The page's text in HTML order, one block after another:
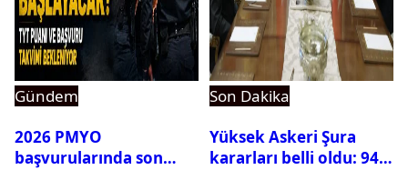
Gündem
2026 PMYO
başvurularında son
Son Dakika
Yüksek Askeri Şura
kararları belli oldu: 94